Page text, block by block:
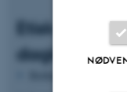
Etisk